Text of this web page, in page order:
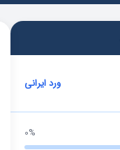
ورد ایرانی
0%